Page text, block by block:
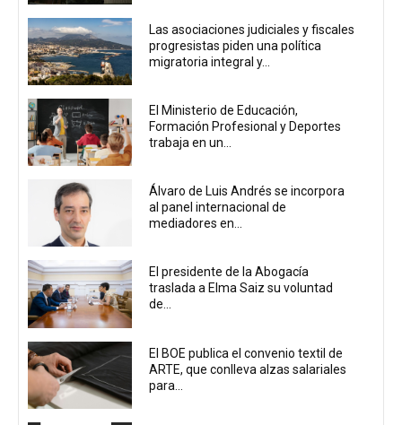
Las asociaciones judiciales y fiscales
progresistas piden una política
migratoria integral y...
El Ministerio de Educación,
Formación Profesional y Deportes
trabaja en un...
Álvaro de Luis Andrés se incorpora
al panel internacional de
mediadores en...
El presidente de la Abogacía
traslada a Elma Saiz su voluntad
de...
El BOE publica el convenio textil de
ARTE, que conlleva alzas salariales
para...